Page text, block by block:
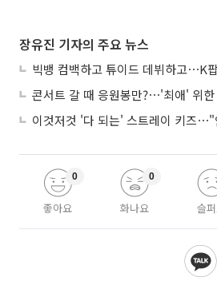
장유진 기자의 주요 뉴스
빅뱅 컴백하고 튜이드 데뷔하고⋯K
콘서트 갈 때 응원봉만?⋯'최애' 위
좋아요
0
화나요
0
슬